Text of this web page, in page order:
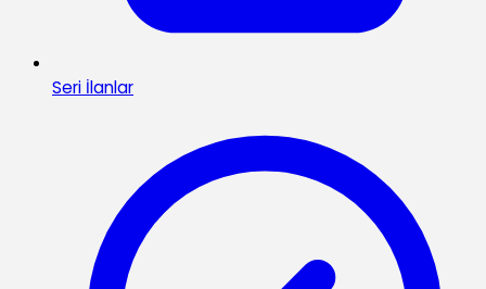
Seri İlanlar